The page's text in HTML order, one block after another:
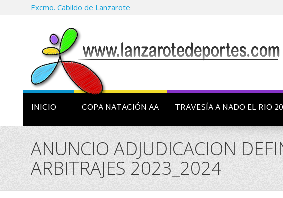
Excmo. Cabildo de Lanzarote
INICIO COPA NATACIÓN AA TRAVESÍA A NADO EL RIO
ANUNCIO ADJUDICACION
ARBITRAJES 2023_2024